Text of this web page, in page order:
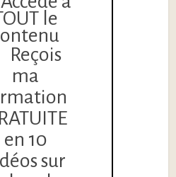
le
Reçois
ma
en 10
sur